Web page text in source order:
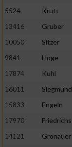
5524
Krutt
13416
Gruber
10050
Sitzer
9841
Hoge
17874
Kuhl
16011
Siegmund
15833
Engeln
17970
Friedrichs
14121
Gronauer